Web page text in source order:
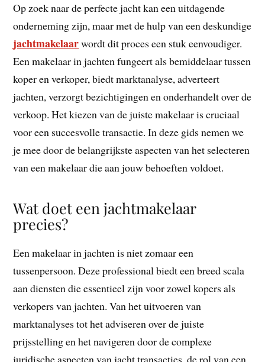
Op zoek naar de perfecte jacht kan een uitdagende
onderneming zijn, maar met de hulp van een deskundige
jachtmakelaarwordt dit proces een stuk eenvoudiger.
Een makelaar in jachten fungeert als bemiddelaar tussen
koper en verkoper, biedt marktanalyse, adverteert
jachten, verzorgt bezichtigingen en onderhandelt over de
verkoop. Het kiezen van de juiste makelaar is cruciaal
voor een succesvolle transactie. In deze gids nemen we
je mee door de belangrijkste aspecten van het selecteren
van een makelaar die aan jouw behoeften voldoet.
Wat doet een jachtmakelaar
precies?
Een makelaar in jachten is niet zomaar een
tussenpersoon. Deze professional biedt een breed scala
aan diensten die essentieel zijn voor zowel kopers als
verkopers van jachten. Van het uitvoeren van
marktanalyses tot het adviseren over de juiste
prijsstelling en het navigeren door de complexe